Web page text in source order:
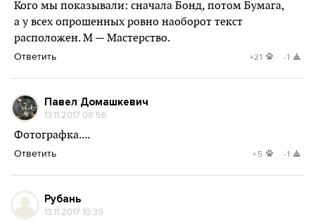
Кого мы показывали: сначала Бонд, потом Бумага,
а у всех опрошенных ровно наоборот текст
расположен. М — Мастерство.
Ответить +21 -1
Павел Домашкевич
13.11.2017 08:56
Фотографка....
Ответить +5 -1
Рубань
13.11.2017 10:39